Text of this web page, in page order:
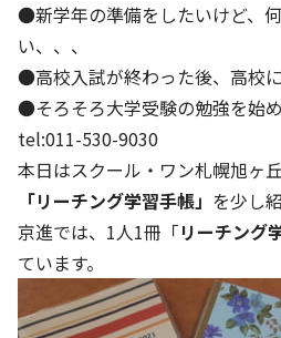
●新学年の準備をしたいけど、
い、、、
●高校入試が終わった後、高校
●そろそろ大学受験の勉強を始め
tel:011-530-9030
本日はスクール・ワン札幌旭ヶ
「リーチング学習手帳」 を少し
京進では、1人1冊「リーチング
ています。